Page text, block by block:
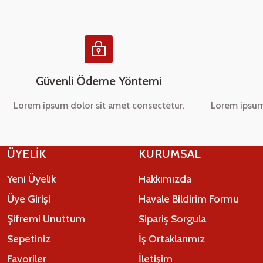
Bu ürüne benzer farklı alternatifler olmalı.
Güvenli Ödeme Yöntemi
Lorem ipsum dolor sit amet consectetur. Lorem
ÜYELİK
Yeni Üyelik
Üye Girişi
Şifremi Unuttum
Sepetiniz
Favoriler
KURUMSAL
Hakkımızda
Havale Bildirim Formu
Sipariş Sorgula
İş Ortaklarımız
İletişim